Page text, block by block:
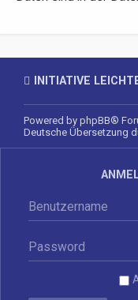
INITIATIVE
Powered by phpBB®
Deutsche Übersetzung